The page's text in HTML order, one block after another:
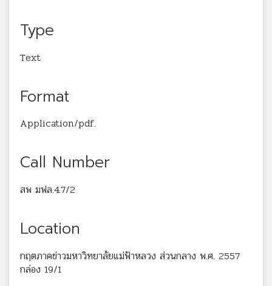
Type
Text
Format
Application/pdf.
Call Number
สพ มฟล.4.7/2
Location
กฤตภาคข่าวมหาวิทยาลัยแม่ฟ้าหลวง ส่วนกลาง พ.ศ. 2557
กล่อง 19/1